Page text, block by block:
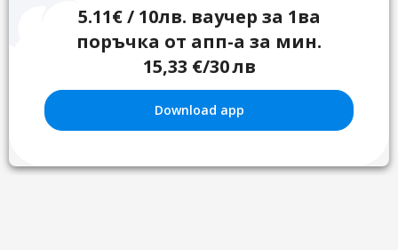
5.11€ / 10лв. ваучер за 1ва
поръчка от апп-а за мин.
15,33 €/30 лв
Download app